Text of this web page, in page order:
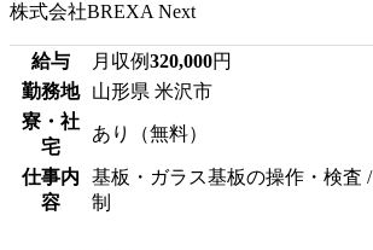
株式会社BREXA Next
給与 月収例320,000円
勤務地
山形県 米沢市
寮・社
宅
あり（無料）
仕事内
容
基板・ガラス基板の操作・検査
制